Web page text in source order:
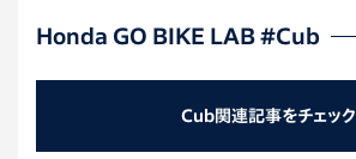
Honda GO BIKE LAB #Cub
Cub関連記事をチェック